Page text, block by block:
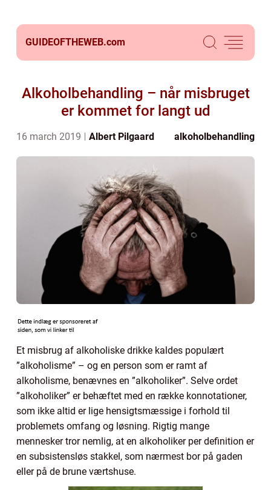
GUIDEOFTHEWEB.com
Alkoholbehandling – når misbruget
er kommet for langt ud
16 march 2019 Albert Pilgaard alkoholbehandling
Et misbrug af alkoholiske drikke kaldes populært
”alkoholisme” – og en person som er ramt af
alkoholisme, benævnes en ”alkoholiker”. Selve ordet
”alkoholiker” er behæftet med en række konnotationer,
som ikke altid er lige hensigtsmæssige i forhold til
problemets omfang og løsning. Rigtig mange
mennesker tror nemlig, at en alkoholiker per definition er
en subsistensløs stakkel, som nærmest bor på gaden
eller på de brune værtshuse.